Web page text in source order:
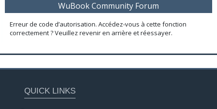
WuBook Community Forum
Erreur de code d’autorisation. Accédez-vous à cette fonction
correctement ? Veuillez revenir en arrière et réessayer.
QUICK LINKS